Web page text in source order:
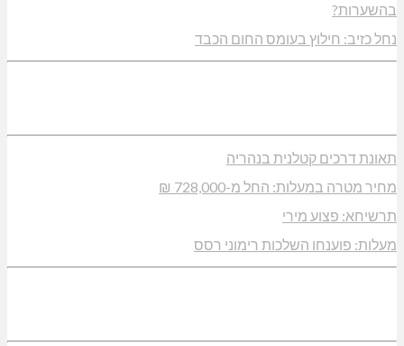
בהשערות?
נחל כזיב: חילוץ בעומס החום הכבד
תאונת דרכים קטלנית בנהריה
מחיר מטרה במעלות: החל מ-728,000 ₪
תרשיחא: פצוע מירי
מעלות: פוענחו השלכות רימוני רסס